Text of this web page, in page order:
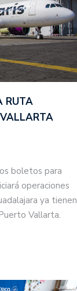
RUTA
boletos para
operaciones
ya tienen
Vallarta.